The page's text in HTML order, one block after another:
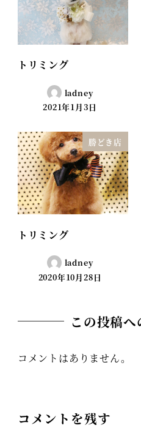
トリミング
ladney
2021年1月3日
勝どき店
トリミング
ladney
2020年10月28日
この投稿
コメントはありません。
コメントを残す